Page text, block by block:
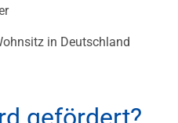
in Deutschland